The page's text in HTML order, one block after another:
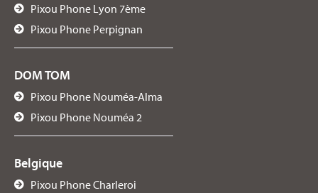
Pixou Phone Lyon 7ème
Pixou Phone Perpignan
DOM TOM
Pixou Phone Nouméa-Alma
Pixou Phone Nouméa 2
Belgique
Pixou Phone Charleroi